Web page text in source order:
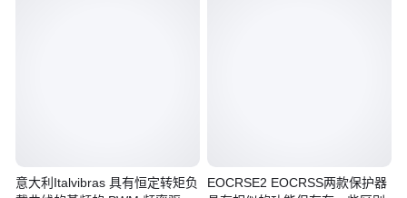
意大利Italvibras 具有恒定转矩负
EOCRSE2 EOCRSS两款保护器